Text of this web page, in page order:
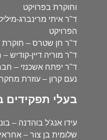
וחוקרת בפרויקט
ד"ר איתי מרינברג-
הפרויקט
ד"ר חן שטרס – חוקרת
ד"ר מוריה דיין-
ד"ר יפתח אשכנזי –
נעם קרון – עוזרת
בעלי תפקידים
עידו אנג'ל בוהדנה –
שלומית בן צור –